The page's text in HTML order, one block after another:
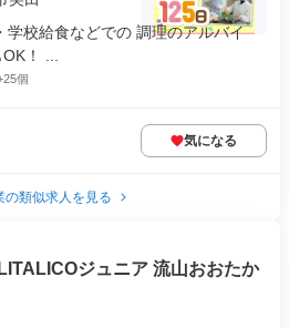
学校給食などでの 調理のアルバイ
！ ...
個
気になる
の類似求人を見る
ジュニア 流山おおたか